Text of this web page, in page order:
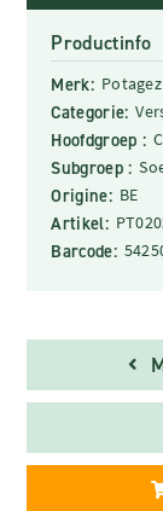
Productinfo
Merk: Potagez
Categorie:
Hoofdgroep :
Subgroep :
Origine: BE
Artikel:
Barcode: